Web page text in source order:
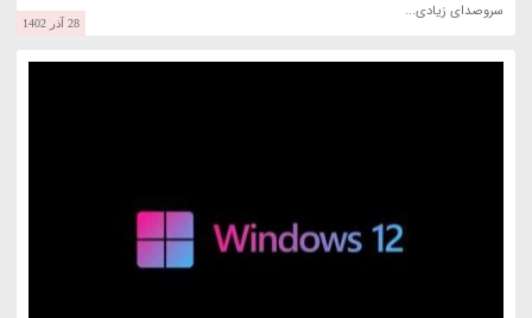
سروصدای زیادی...
28 آذر 1402